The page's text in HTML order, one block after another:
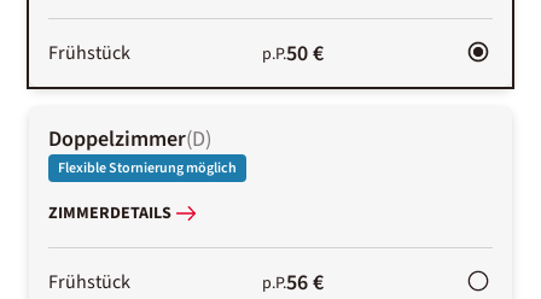
Frühstück p.P.50 €
Doppelzimmer(D)
Flexible Stornierung möglich
ZIMMERDETAILS
Frühstück p.P.56 €